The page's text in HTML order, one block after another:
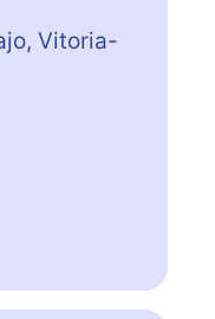
Vitoria-